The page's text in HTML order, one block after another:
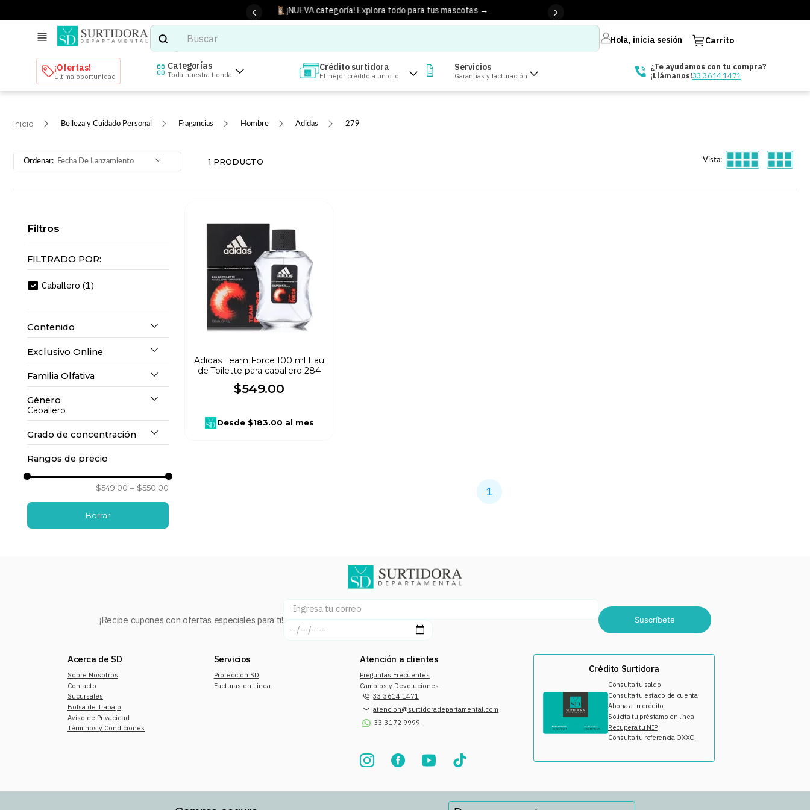
¡NUEVA categoría! Explora todo para tus mascotas →
Buscar
TÉRMINOS MÁS BUSCADOS
mochilas
5.
tenis
6.
colchones
refrigerador
Hola, inicia sesión Carrito
¡Ofertas!
Última oportunidad
Categorías
Toda nuestra tienda
Crédito surtidora
El mejor crédito a un clic
Servicios
Garantías y facturación
¿Te ayudamos con tu compra?
¡Llámanos!33 3614 1471
Belleza y Cuidado Personal Fragancias Hombre Adidas 279
Fecha De Lanzamiento 1 PRODUCTO Vista:
Filtros
FILTRADO POR:
Caballero (1)
Contenido
100 ml (1)
Exclusivo Online
No ( 1)
Familia Olfativa
Especiada
Género
Caballero
Caballero (1)
Grado de concentración
Eau de Toilette
Rangos de precio
$549.00 – $550.00
Adidas Team Force 100 ml Eau
de Toilette para caballero 284
$549.00
Desde$183.00 al mes
1
¡Recibe cupones con ofertas especiales para ti! Suscríbete
Acerca de SD
Sobre Nosotros
Contacto
Sucursales
Bolsa de Trabajo
Aviso de Privacidad
Términos y Condiciones
Servicios
Proteccion SD
Facturas en Línea
Atención a clientes
Preguntas Frecuentes
Cambios y Devoluciones
33 3614 1471
atencion@surtidoradepartamental.com
33 3172 9999
Crédito Surtidora
Consulta tu saldo
Consulta tu estado de cuenta
Abona a tu crédito
Solicita tu préstamo en línea
Recupera tu NIP
Consulta tu referencia OXXO